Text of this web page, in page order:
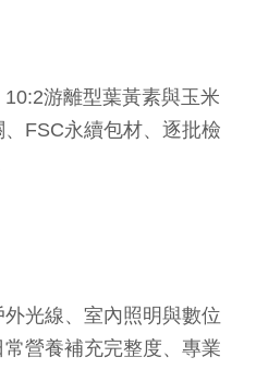
游離型葉黃素與玉米
FSC永續包材、逐批檢
光線、室內照明與數位
營養補充完整度、專業